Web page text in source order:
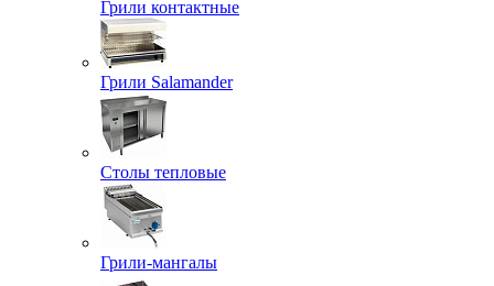
Грили контактные
Грили Salamander
Столы тепловые
Грили-мангалы